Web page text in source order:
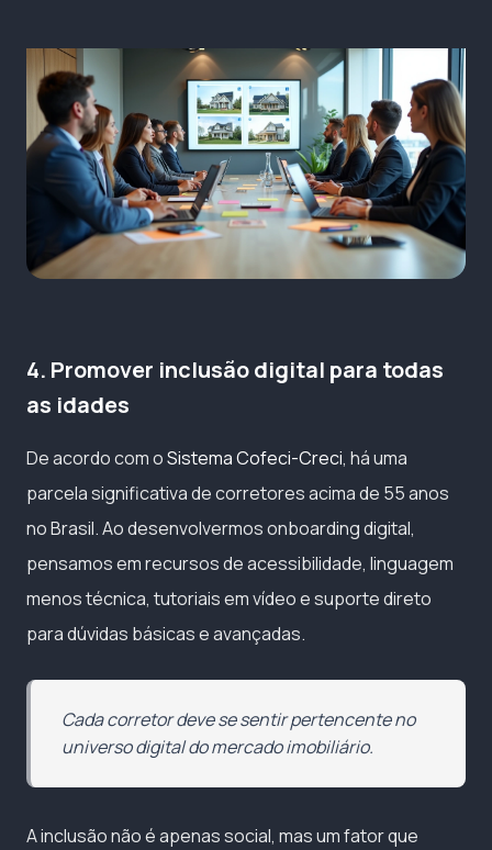
4. Promover inclusão digital para todas
as idades
De acordo com oSistema Cofeci-Creci, há uma
parcela significativa de corretores acima de 55 anos
no Brasil. Ao desenvolvermos onboarding digital,
pensamos em recursos de acessibilidade, linguagem
menos técnica, tutoriais em vídeo e suporte direto
para dúvidas básicas e avançadas.
Cada corretor deve se sentir pertencente no
universo digital do mercado imobiliário.
A inclusão não é apenas social, mas um fator que